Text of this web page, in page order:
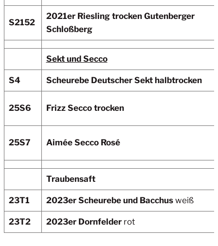
S2152
2021er Riesling trocken Gutenberger
Schloßberg
Sekt und Secco
S4 Scheurebe Deutscher Sekt halbtrocken
25S6 Frizz Secco trocken
25S7 Aimée Secco Rosé
Traubensaft
23T1 2023er Scheurebe und Bacchusweiß
23T2 2023er Dornfelderrot